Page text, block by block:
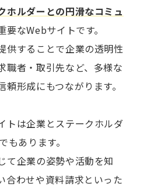
ホルダーとの円滑なコミュ
要なWebサイトです。
供することで企業の透明性
職者・取引先など、多様な
形成にもつながります。
トは企業とステークホルダ
でもあります。
て企業の姿勢や活動を知
合わせや資料請求といった